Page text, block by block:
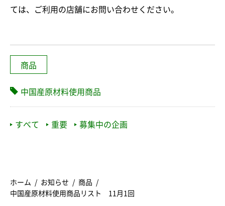
ては、ご利用の店舗にお問い合わせください。
商品
中国産原材料使用商品
すべて 重要 募集中の企画
ホーム お知らせ
商品
中国産原材料使用商品リスト 11月1回